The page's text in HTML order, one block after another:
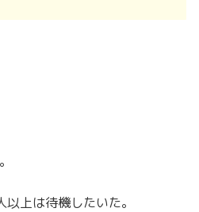
上は待機したいた。